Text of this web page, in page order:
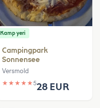
Kamp yeri
Campingpark
Sonnensee
Versmold
★ ★ ★ ★ ★528 EUR